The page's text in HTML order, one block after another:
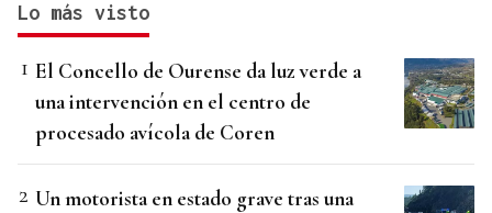
Lo más visto
El Concello de Ourense da luz verde a
una intervención en el centro de
procesado avícola de Coren
Un motorista en estado grave tras una